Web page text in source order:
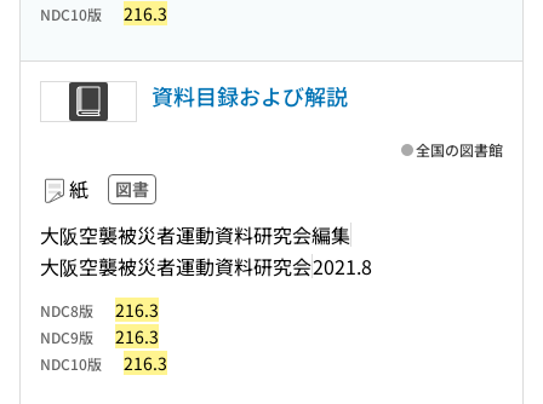
NDC10版 216.3
資料目録および解説
紙 図書
大阪空襲被災者運動資料研究会編集
大阪空襲被災者運動資料研究会2021.8
全国の図書館
NDC8版 216.3
NDC9版 216.3
NDC10版 216.3